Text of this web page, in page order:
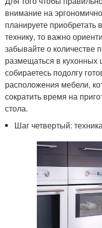
внимание на
планируете
технику, то важно
забывайте о количестве
размещаться в
собираетесь подолгу
расположения мебели,
сократить время на
стола.
Шаг четвертый: